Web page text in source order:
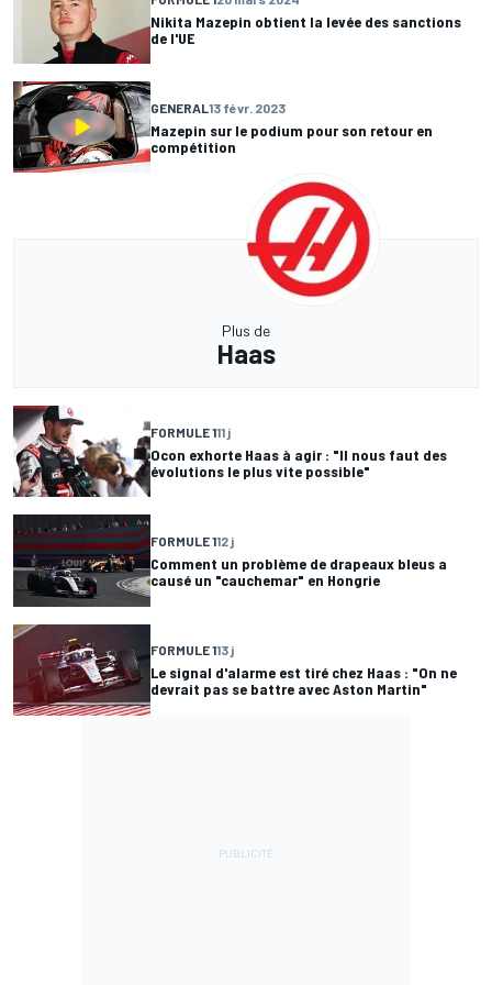
Nikita Mazepin obtient la levée des sanctions
de l'UE
GENERAL 13 févr. 2023
Mazepin sur le podium pour son retour en
compétition
Plus de
Haas
FORMULE 111 j
Ocon exhorte Haas à agir : "Il nous faut des
évolutions le plus vite possible"
FORMULE 112 j
Comment un problème de drapeaux bleus a
causé un "cauchemar" en Hongrie
FORMULE 113 j
Le signal d'alarme est tiré chez Haas : "On ne
devrait pas se battre avec Aston Martin"